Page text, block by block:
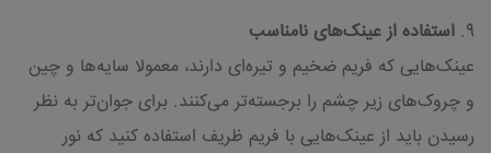
9. استفاده از عینک‌های نامناسب
عینک‌هایی که فریم ضخیم و تیره‌ای دارند، معمولا سایه‌ها و چین
و چروک‌های زیر چشم را برجسته‌تر می‌کنند. برای جوان‌تر به نظر
رسیدن باید از عینک‌هایی با فریم ظریف استفاده کنید که نور